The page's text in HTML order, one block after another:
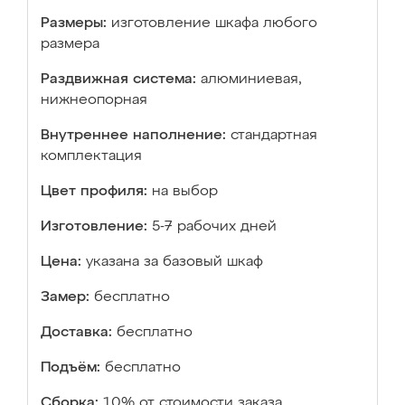
Размеры: изготовление шкафа любого
размера
Раздвижная система: алюминиевая,
нижнеопорная
Внутреннее наполнение: стандартная
комплектация
Цвет профиля: на выбор
Изготовление: 5-7 рабочих дней
Цена: указана за базовый шкаф
Замер: бесплатно
Доставка: бесплатно
Подъём: бесплатно